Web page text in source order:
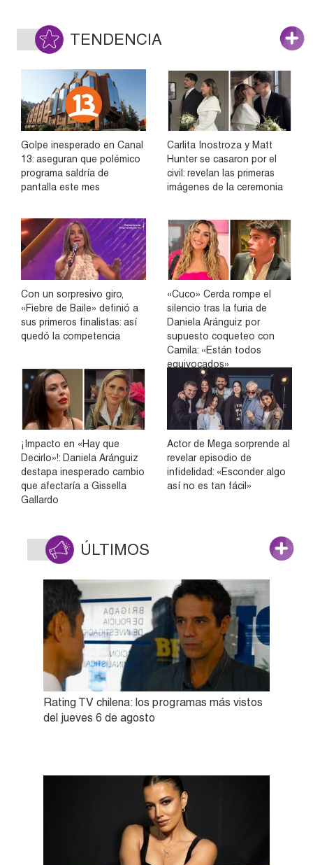
TENDENCIA
Golpe inesperado en Canal
13: aseguran que polémico
programa saldría de
pantalla este mes
Carlita Inostroza y Matt
Hunter se casaron por el
civil: revelan las primeras
imágenes de la ceremonia
Con un sorpresivo giro,
«Fiebre de Baile» definió a
sus primeros finalistas: así
quedó la competencia
«Cuco» Cerda rompe el
silencio tras la furia de
Daniela Aránguiz por
supuesto coqueteo con
Camila: «Están todos
equivocados»
¡Impacto en «Hay que
Decirlo»!: Daniela Aránguiz
destapa inesperado cambio
que afectaría a Gissella
Gallardo
Actor de Mega sorprende al
revelar episodio de
infidelidad: «Esconder algo
así no es tan fácil»
ÚLTIMOS
Rating TV chilena: los programas más vistos
del jueves 6 de agosto